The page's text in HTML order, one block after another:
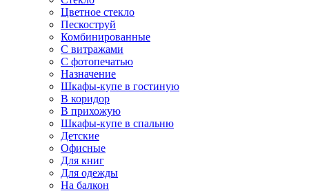
Цветное стекло
Пескоструй
Комбинированные
С витражами
С фотопечатью
Назначение
Шкафы-купе в гостиную
В коридор
В прихожую
Шкафы-купе в спальню
Детские
Офисные
Для книг
Для одежды
На балкон